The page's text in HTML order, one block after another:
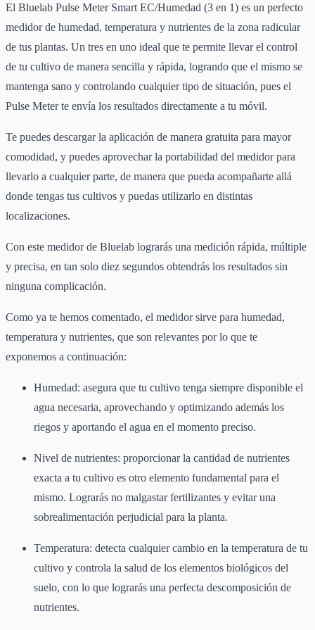
El Bluelab Pulse Meter Smart EC/Humedad (3 en 1) es un perfecto
medidor de humedad, temperatura y nutrientes de la zona radicular
de tus plantas. Un tres en uno ideal que te permite llevar el control
de tu cultivo de manera sencilla y rápida, logrando que el mismo se
mantenga sano y controlando cualquier tipo de situación, pues el
Pulse Meter te envía los resultados directamente a tu móvil.
Te puedes descargar la aplicación de manera gratuita para mayor
comodidad, y puedes aprovechar la portabilidad del medidor para
llevarlo a cualquier parte, de manera que pueda acompañarte allá
donde tengas tus cultivos y puedas utilizarlo en distintas
localizaciones.
Con este medidor de Bluelab lograrás una medición rápida, múltiple
y precisa, en tan solo diez segundos obtendrás los resultados sin
ninguna complicación.
Como ya te hemos comentado, el medidor sirve para humedad,
temperatura y nutrientes, que son relevantes por lo que te
exponemos a continuación:
Humedad: asegura que tu cultivo tenga siempre disponible el
agua necesaria, aprovechando y optimizando además los
riegos y aportando el agua en el momento preciso.
Nivel de nutrientes: proporcionar la cantidad de nutrientes
exacta a tu cultivo es otro elemento fundamental para el
mismo. Lograrás no malgastar fertilizantes y evitar una
sobrealimentación perjudicial para la planta.
Temperatura: detecta cualquier cambio en la temperatura de tu
cultivo y controla la salud de los elementos biológicos del
suelo, con lo que lograrás una perfecta descomposición de
nutrientes.